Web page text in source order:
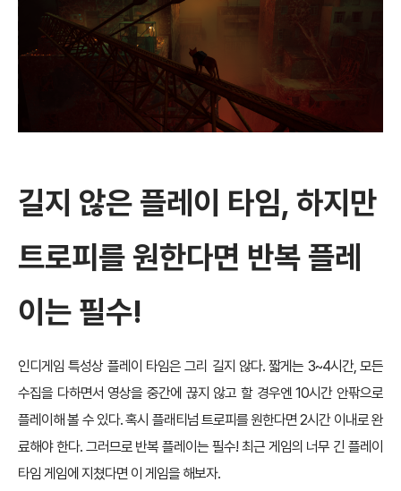
길지 않은 플레이 타임, 하지만
트로피를 원한다면 반복 플레
이는 필수!
인디게임 특성상 플레이 타임은 그리 길지 않다. 짧게는 3~4시간, 모든
수집을 다하면서 영상을 중간에 끊지 않고 할 경우엔 10시간 안팎으로
플레이해 볼 수 있다. 혹시 플래티넘 트로피를 원한다면 2시간 이내로 완
료해야 한다. 그러므로 반복 플레이는 필수! 최근 게임의 너무 긴 플레이
타임 게임에 지쳤다면 이 게임을 해보자.